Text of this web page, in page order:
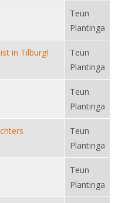
Teun
Plantinga
in Tilburg!
Teun
Plantinga
Teun
Plantinga
Teun
Plantinga
Teun
Plantinga